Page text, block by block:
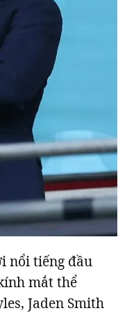
nổi tiếng đầu
mắt thể
Jaden Smith